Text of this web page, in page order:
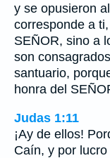
y se opusieron
corresponde a
SEÑOR, sino a
son
santuario,
honra del
Judas 1:11
¡Ay de ellos!
Caín, y por